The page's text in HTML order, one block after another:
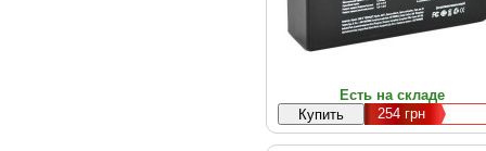
Есть на складе
254грн